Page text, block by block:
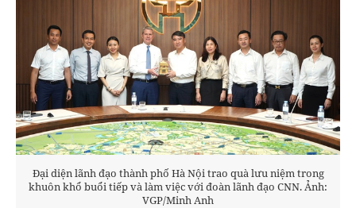
Đại diện lãnh đạo thành phố Hà Nội trao quà lưu niệm trong
khuôn khổ buổi tiếp và làm việc với đoàn lãnh đạo CNN. Ảnh:
VGP/Minh Anh